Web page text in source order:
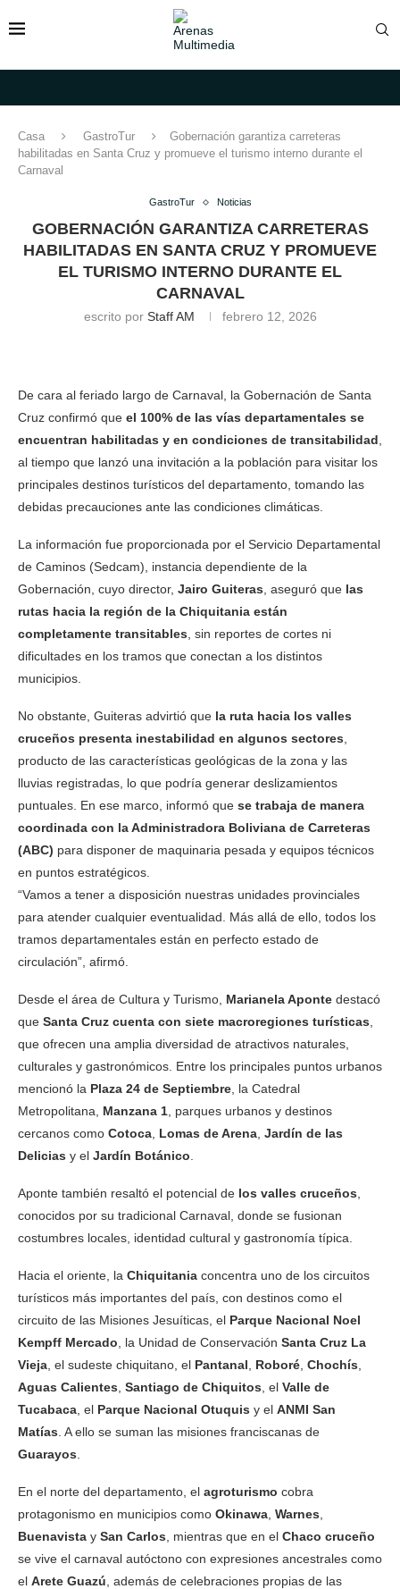
Casa GastroTur
Gobernación garantiza carreteras
habilitadas en Santa Cruz y promueve el turismo interno durante el
Carnaval
GastroTur Noticias
GOBERNACIÓN GARANTIZA CARRETERAS
HABILITADAS EN SANTA CRUZ Y PROMUEVE
EL TURISMO INTERNO DURANTE EL
CARNAVAL
escrito por Staff AM febrero 12, 2026
De cara al feriado largo de Carnaval, la Gobernación de Santa
Cruz confirmó que el 100% de las vías departamentales se
encuentran habilitadas y en condiciones de transitabilidad
al tiempo que lanzó una invitación a la población para visitar los
principales destinos turísticos del departamento, tomando las
debidas precauciones ante las condiciones climáticas.
La información fue proporcionada por el Servicio Departamental
de Caminos (Sedcam), instancia dependiente de la
Gobernación, cuyo director, Jairo Guiteras , aseguró que las
rutas hacia la región de la Chiquitania están
completamente transitables , sin reportes de cortes ni
dificultades en los tramos que conectan a los distintos
municipios.
No obstante, Guiteras advirtió que la ruta hacia los valles
cruceños presenta inestabilidad en algunos sectores
producto de las características geológicas de la zona y las
lluvias registradas, lo que podría generar deslizamientos
puntuales. En ese marco, informó que se trabaja de manera
coordinada con la Administradora Boliviana de Carreteras
(ABC) para disponer de maquinaria pesada y equipos técnicos
en puntos estratégicos.
“Vamos a tener a disposición nuestras unidades provinciales
para atender cualquier eventualidad. Más allá de ello, todos los
tramos departamentales están en perfecto estado de
circulación”, afirmó.
Desde el área de Cultura y Turismo, Marianela Aponte destacó
que Santa Cruz cuenta con siete macroregiones turísticas
que ofrecen una amplia diversidad de atractivos naturales,
culturales y gastronómicos. Entre los principales puntos urbanos
mencionó la Plaza 24 de Septiembre , la Catedral
Metropolitana, Manzana 1 , parques urbanos y destinos
cercanos como Cotoca Lomas de Arena Jardín de las
Delicias y el Jardín Botánico
Aponte también resaltó el potencial de los valles cruceños
conocidos por su tradicional Carnaval, donde se fusionan
costumbres locales, identidad cultural y gastronomía típica.
Hacia el oriente, la Chiquitania concentra uno de los circuitos
turísticos más importantes del país, con destinos como el
circuito de las Misiones Jesuíticas, el Parque Nacional Noel
Kempff Mercado , la Unidad de Conservación Santa Cruz La
Vieja , el sudeste chiquitano, el Pantanal Roboré Chochís
Aguas Calientes Santiago de Chiquitos , el Valle de
Tucabaca , el Parque Nacional Otuquis y el ANMI San
Matías . A ello se suman las misiones franciscanas de
Guarayos
En el norte del departamento, el agroturismo cobra
protagonismo en municipios como Okinawa Warnes
Buenavista y San Carlos , mientras que en el Chaco cruceño
se vive el carnaval autóctono con expresiones ancestrales como
el Arete Guazú , además de celebraciones propias de las